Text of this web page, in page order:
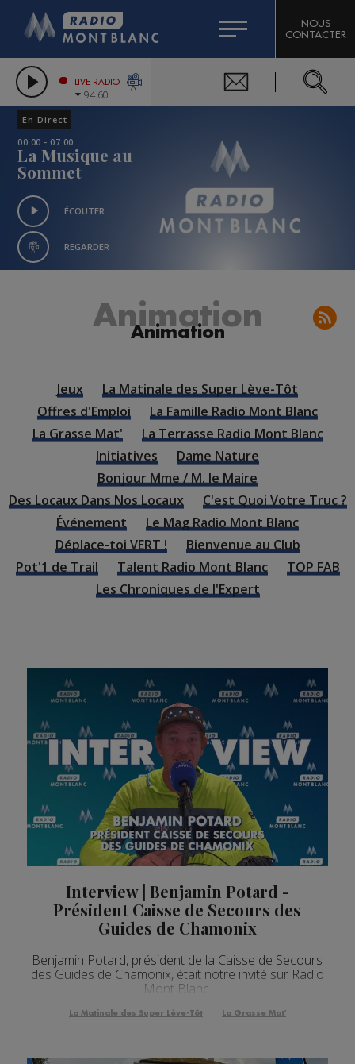
LES CHRONIQUES DE L'EXPERT
CITIZEN MACHINERY
GRAND MASSIF DOMAINES SKIABLES
COMPAGNIE DU MONT-BLANC
NOUS
CONTACTER
LIVE RADIO
94.60
En Direct
00:00 - 07:00
La Musique au
Sommet
ÉCOUTER
REGARDER
Animation
Animation
Jeux
La Matinale des Super Lève-Tôt
Offres d'Emploi
La Famille Radio Mont Blanc
La Grasse Mat'
La Terrasse Radio Mont Blanc
Initiatives
Dame Nature
Bonjour Mme / M. le Maire
Des Locaux Dans Nos Locaux
C'est Quoi Votre Truc ?
Événement
Le Mag Radio Mont Blanc
Déplace-toi VERT !
Bienvenue au Club
Pot'1 de Trail
Talent Radio Mont Blanc
TOP FAB
Les Chroniques de l'Expert
Interview | Benjamin Potard -
Président Caisse de Secours des
Guides de Chamonix
Benjamin Potard, président de la Caisse de Secours
des Guides de Chamonix, était notre invité sur Radio
Mont Blanc.
La Matinale des Super Lève-Tôt La Grasse Mat'